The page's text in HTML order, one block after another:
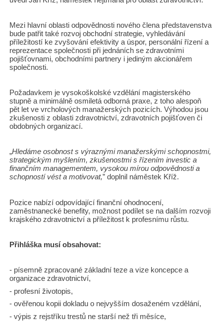
Mezi hlavní oblasti odpovědnosti nového člena představenstva
bude patřit také rozvoj obchodní strategie, vyhledávání
příležitostí ke zvyšování efektivity a úspor, personální řízení a
reprezentace společnosti při jednáních se zdravotními
pojišťovnami, obchodními partnery i jediným akcionářem
společnosti.
Požadavkem je vysokoškolské vzdělání magisterského
stupně a minimálně osmiletá odborná praxe, z toho alespoň
pět let ve vrcholových manažerských pozicích. Výhodou jsou
zkušenosti z oblasti zdravotnictví, zdravotních pojišťoven či
obdobných organizací.
„Hledáme osobnost s výraznými manažerskými schopnostmi,
strategickým myšlením, zkušenostmi s řízením investic a
finančním managementem, vysokou mírou odpovědnosti a
schopností vést a motivovat,” doplnil náměstek Kříž.
Pozice nabízí odpovídající finanční ohodnocení,
zaměstnanecké benefity, možnost podílet se na dalším rozvoji
krajského zdravotnictví a příležitost k profesnímu růstu.
Přihláška musí obsahovat:
- písemně zpracované základní teze a vize koncepce a
organizace zdravotnictví,
- profesní životopis,
- ověřenou kopii dokladu o nejvyšším dosaženém vzdělání,
- výpis z rejstříku trestů ne starší než tři měsíce,